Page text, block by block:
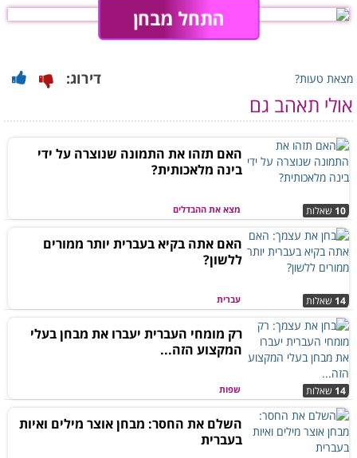
התחל מבחן
מצאת טעות? דירוג:
אולי תאהב גם
מצא את ההבדלים 10 שאלות
האם תזהו את התמונה שנוצרה על ידי
בינה מלאכותית?
עברית 14 שאלות
האם אתה בקיא בעברית יותר ממורים
ללשון?
שפות 14 שאלות
רק מומחי העברית יעברו את מבחן בעלי
המקצוע הזה...
השלם את החסר: מבחן אוצר מילים ואיות
בעברית